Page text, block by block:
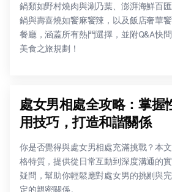
鍋類如野村燒肉與涮乃葉、澎湃海鮮百
鍋與壽喜燒如饗麻饗辣，以及飯店奢華
餐廳，涵蓋所有熱門選擇，並附Q&A快
美食之旅規劃！
處女男相處全攻略：掌握
用技巧，打造和諧關係
你是否覺得與處女男相處充滿挑戰？本
格特質，提供從日常互動到深度溝通的
疑問，幫助你輕鬆應對處女男的挑剔與
定的親密關係。